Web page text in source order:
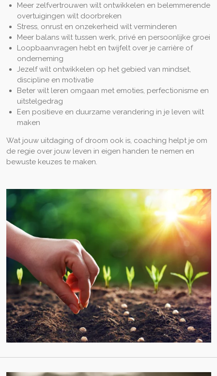
Meer zelfvertrouwen wilt ontwikkelen en belemmerende
overtuigingen wilt doorbreken
Stress, onrust en onzekerheid wilt verminderen
Meer balans wilt tussen werk, privé en persoonlijke groei
Loopbaanvragen hebt en twijfelt over je carrière of
onderneming
Jezelf wilt ontwikkelen op het gebied van mindset,
discipline en motivatie
Beter wilt leren omgaan met emoties, perfectionisme en
uitstelgedrag
Een positieve en duurzame verandering in je leven wilt
maken
Wat jouw uitdaging of droom ook is, coaching helpt je om
de regie over jouw leven in eigen handen te nemen en
bewuste keuzes te maken.